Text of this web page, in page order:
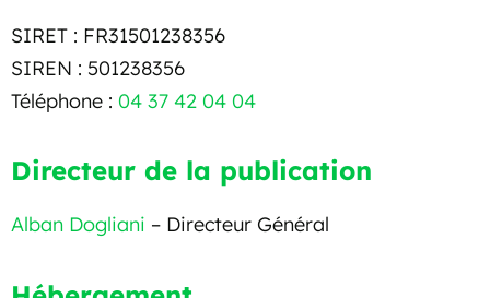
SIRET : FR31501238356
SIREN : 501238356
Téléphone : 04 37 42 04 04
Directeur de la publication
Alban Dogliani – Directeur Général